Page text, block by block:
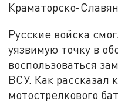
Краматорско-
Русские войска
уязвимую точку в
воспользоваться
ВСУ. Как рассказал
мотострелкового